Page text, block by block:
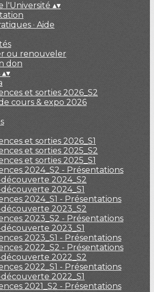
l'Université ▴▾
· Aide
ou renouveler
don
▴▾
et sorties 2026_S2
cours & expo 2026
et sorties 2026_S1
et sorties 2025_S2
et sorties 2025_S1
2024_S2 - Présentations
2024_S2
2024_S1
2024_S1 - Présentations
2023_S2
2023_S2 - Présentations
2023_S1
2023_S1 - Présentations
2022_S2 - Présentations
2022_S2
2022_S1 - Présentations
2022_S1
2021_S2 - Présentations